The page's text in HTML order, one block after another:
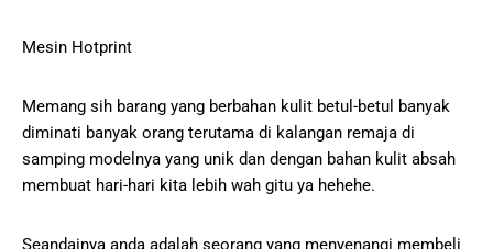
Mesin Hotprint
Memang sih barang yang berbahan kulit betul-betul banyak
diminati banyak orang terutama di kalangan remaja di
samping modelnya yang unik dan dengan bahan kulit absah
membuat hari-hari kita lebih wah gitu ya hehehe.
Seandainya anda adalah seorang yang menyenangi membeli